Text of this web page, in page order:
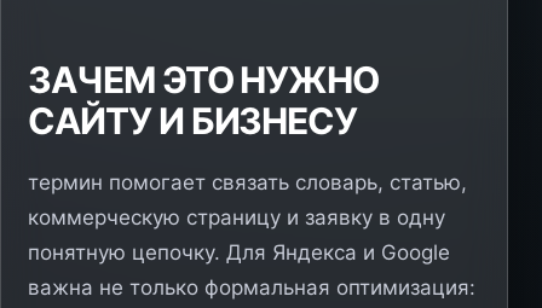
ЗАЧЕМ ЭТО НУЖНО
САЙТУ И БИЗНЕСУ
термин помогает связать словарь, статью,
коммерческую страницу и заявку в одну
понятную цепочку. Для Яндекса и Google
важна не только формальная оптимизация: